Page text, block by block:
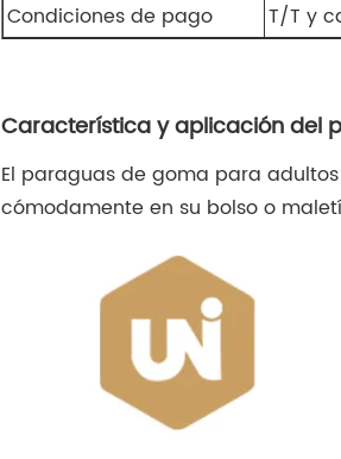
Condiciones de pago
T/T y
Característica y aplicación del
El paraguas de goma para
cómodamente en su bolso o